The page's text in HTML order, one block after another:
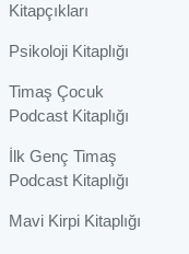
Kitapçıkları
Psikoloji Kitaplığı
Timaş Çocuk
Podcast Kitaplığı
İlk Genç Timaş
Podcast Kitaplığı
Mavi Kirpi Kitaplığı